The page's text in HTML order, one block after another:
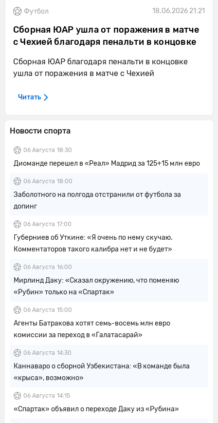
Новости спорта
06 Августа 18:30
Диоманде перешел в «Реал» Мадрид за 125+15 млн евро
06 Августа 18:00
Заболотного на полгода отстранили от футбола за
допинг
06 Августа 17:00
Губерниев об Уткине: «Я очень по нему скучаю.
Комментаторов такого калибра нет и не будет»
06 Августа 16:00
Мирлинд Даку: «Сказал окружению, что поменяю
«Рубин» только на «Спартак»
06 Августа 15:00
Агенты Батракова хотят семь-восемь млн евро
комиссии за переход в «Галатасарай»
06 Августа 14:30
Каннаваро о сборной Узбекистана: «В команде была
«крыса», возможно»
06 Августа 14:15
«Спартак» объявил о переходе Даку из «Рубина»
Футбол 18.06.2026 21:21
Сборная ЮАР ушла от поражения в матче
с Чехией благодаря пенальти в концовке
Сборная ЮАР благодаря пенальти в концовке
ушла от поражения в матче с Чехией
Читать